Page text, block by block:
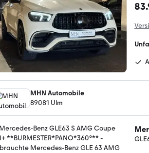
MHN Automobile
89081 Ulm